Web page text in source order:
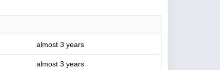
almost 3 years
almost 3 years